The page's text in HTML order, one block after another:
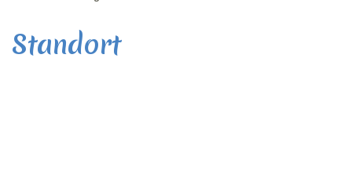
Standort